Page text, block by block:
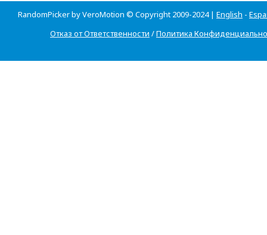
RandomPicker by VeroMotion © Copyright 2009-2024 | English -
Отказ от Ответственности /Политика